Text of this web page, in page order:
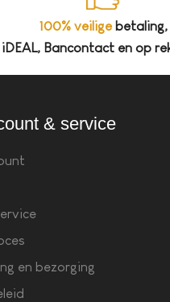
100% veiligebetaling,
iDEAL, Bancontact en op
& service
en bezorging